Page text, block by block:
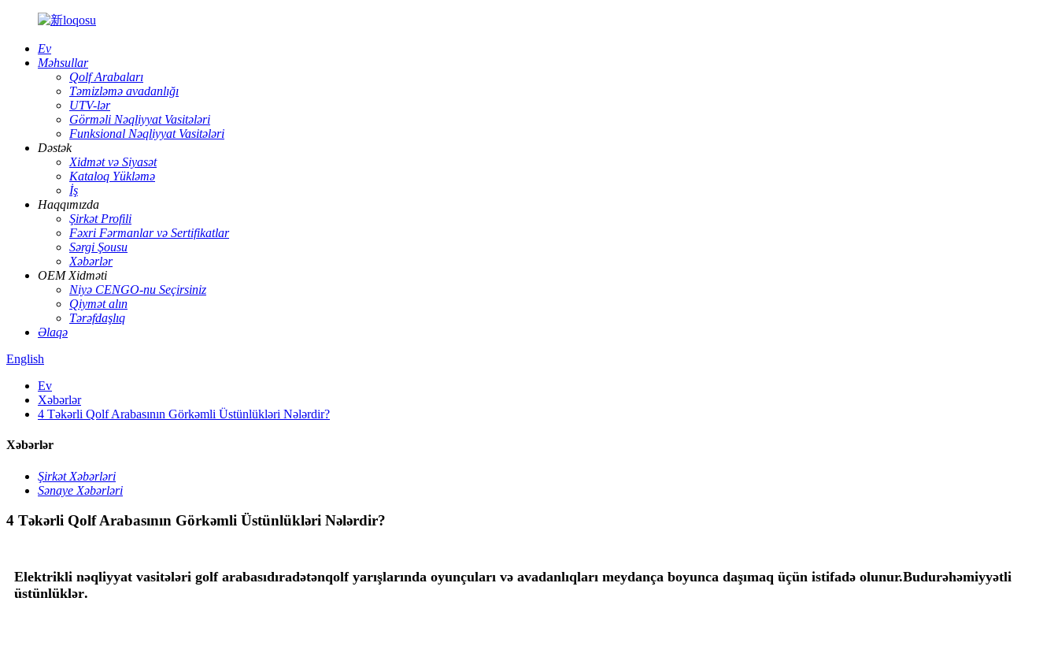
Ev
Məhsullar
Qolf Arabaları
Təmizləmə avadanlığı
UTV-lər
Görməli Nəqliyyat Vasitələri
Funksional Nəqliyyat Vasitələri
Dəstək
Xidmət və Siyasət
Kataloq Yükləmə
İş
Haqqımızda
Şirkət Profili
Fəxri Fərmanlar və Sertifikatlar
Sərgi Şousu
Xəbərlər
OEM Xidməti
Niyə CENGO-nu Seçirsiniz
Qiymət alın
Tərəfdaşlıq
Əlaqə
English
Ev
Xəbərlər
4 Təkərli Qolf Arabasının Görkəmli Üstünlükləri Nələrdir?
Xəbərlər
Şirkət Xəbərləri
Sənaye Xəbərləri
4 Təkərli Qolf Arabasının Görkəmli Üstünlükləri Nələrdir?
Elektrikli nəqliyyat vasitələri golf arabasıdıradətənqolf yarışlarında oyunçuları və avadanlıqları meydança boyunca daşımaq üçün istifadə olunur.Budurəhəmiyyətli
üstünlüklər.